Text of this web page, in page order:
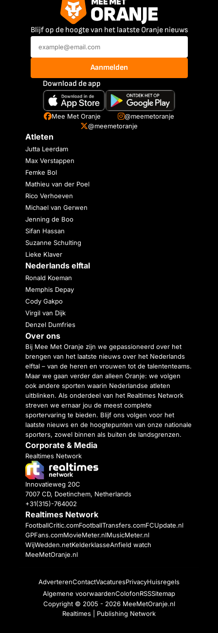
Blijf op de hoogte van het laatste Oranje nieuws
Aanmelden
Download de app
Mee Met Oranje
@meemetoranje
@meemetoranje
Atleten
Jutta Leerdam
Max Verstappen
Femke Bol
Mathieu van der Poel
Rico Verhoeven
Michael van Gerwen
Jenning de Boo
Sifan Hassan
Suzanne Schulting
Lieke Klaver
Nederlands elftal
Ronald Koeman
Memphis Depay
Cody Gakpo
Virgil van Dijk
Denzel Dumfries
Over ons
Bij Mee Met Oranje zijn we gepassioneerd over het
brengen van het laatste nieuws over het Nederlands
elftal – van de heren en vrouwen tot de talententeams.
Maar we gaan verder dan alleen Oranje: we volgen
ook andere sporten waarin Nederlandse atleten
uitblinken. Als onderdeel van het Realtimes Network
streven we ernaar jou de meest complete
sportervaring te bieden. Blijf ons volgen voor het
laatste nieuws en de hoogtepunten van onze nationale
sporters, zowel binnen als buiten de landsgrenzen.
Corporate & Media
Realtimes Network
Innovatieweg 20C
7007 CD, Doetinchem, Netherlands
+31(315)-764002
Realtimes Network
FootballCritic.comFootballTransfers.comFCUpdate.nl
GPFans.comMovieMeter.nlMusicMeter.nl
WijWedden.netKelderklasseAnfield watch
MeeMetOranje.nl
AdverterenContactVacaturesPrivacyHuisregels
Algemene voorwaardenColofonRSSSitemap
Copyright © 2005 - 2026 MeeMetOranje.nl
Realtimes | Publishing Network